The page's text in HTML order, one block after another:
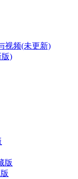
视频(未更新)
)
版